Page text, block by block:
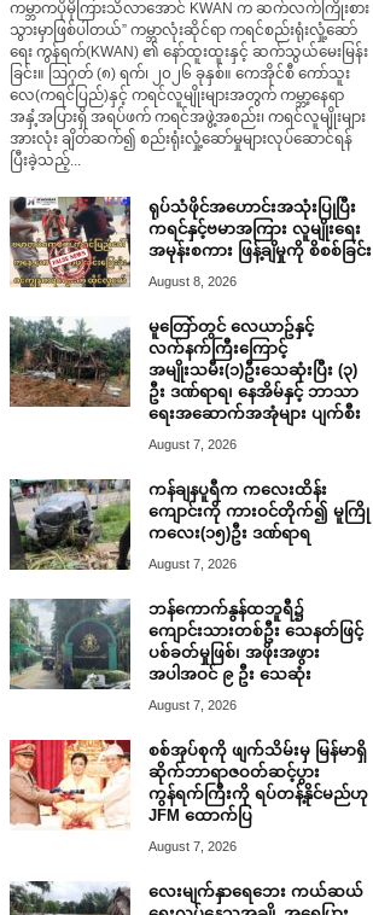
ကမ္ဘာကပိုမိုကြားသိလာအောင် KWAN က ဆက်လက်ကြိုးစား
သွားမှာဖြစ်ပါတယ်” ကမ္ဘာလုံးဆိုင်ရာ ကရင်စည်းရုံးလှုံ့ဆော်
ရေး ကွန်ရက်(KWAN) ၏ နော်ထူးထူးနှင့် ဆက်သွယ်မေးမြန်း
ခြင်း။ ဩဂုတ် (၈) ရက်၊ ၂၀၂၆ ခုနှစ်။ ကေအိုင်စီ ကော်သူး
လေ(ကရင်ပြည်)နှင့် ကရင်လူမျိုးများအတွက် ကမ္ဘာ့နေရာ
အနှံ့အပြားရှိ အရပ်ဖက် ကရင်အဖွဲ့အစည်း၊ ကရင်လူမျိုးများ
အားလုံး ချိတ်ဆက်၍ စည်းရုံးလှုံ့ဆော်မှုများလုပ်ဆောင်ရန်
ပြီးခဲ့သည့်...
ရုပ်သံဖိုင်အဟောင်းအသုံးပြုပြီး
ကရင်နှင့်ဗမာအကြား လူမျိုးရေး
အမုန်းစကား ဖြန့်ချိမှုကို စိစစ်ခြင်း
August 8, 2026
မူတြော်တွင် လေယာဥ်နှင့်
လက်နက်ကြီးကြောင့်
အမျိုးသမီး(၁)ဦးသေဆုံးပြီး (၃)
ဦး ဒဏ်ရာရ၊ နေအိမ်နှင့် ဘာသာ
ရေးအဆောက်အအုံများ ပျက်စီး
August 7, 2026
ကန်ချနပူရီက ကလေးထိန်း
ကျောင်းကို ကားဝင်တိုက်၍ မူကြို
ကလေး(၁၅)ဦး ဒဏ်ရာရ
August 7, 2026
ဘန်ကောက်နွန်ထဘူရီ၌
ကျောင်းသားတစ်ဦး သေနတ်ဖြင့်
ပစ်ခတ်မှုဖြစ်၊ အဖိုးအဖွား
အပါအဝင် ၉ ဦး သေဆုံး
August 7, 2026
စစ်အုပ်စုကို ဖျက်သိမ်းမှ မြန်မာရှိ
ဆိုက်ဘာရာဇဝတ်ဆင့်ပွား
ကွန်ရက်ကြီးကို ရပ်တန့်နိုင်မည်ဟု
JFM ထောက်ပြ
August 7, 2026
လေးမျက်နှာရေဘေး ကယ်ဆယ်